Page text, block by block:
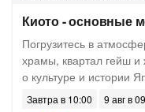
Киото - основные
Погрузитесь в
храмы, квартал гейш
о культуре и истории
Завтра в 10:00
9 авг в